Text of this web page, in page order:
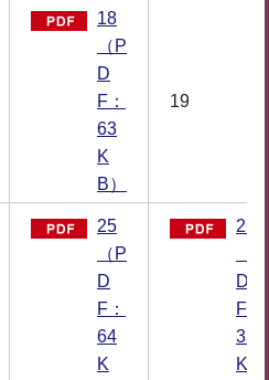
18
（P
D
F：
63
K
B）
19
25
（P
D
F：
64
K
26
D
F：
33
K